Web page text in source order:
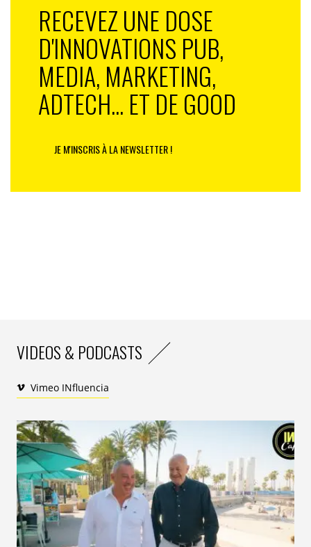
RECEVEZ UNE DOSE
D'INNOVATIONS PUB,
MEDIA, MARKETING,
ADTECH... ET DE GOOD
JE M'INSCRIS À LA NEWSLETTER !
VIDEOS & PODCASTS
Vimeo INfluencia